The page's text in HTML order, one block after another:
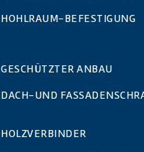
HOHLRAUM-BEFESTIGUNG
GESCHÜTZTER ANBAU
DACH-UND
HOLZVERBINDER